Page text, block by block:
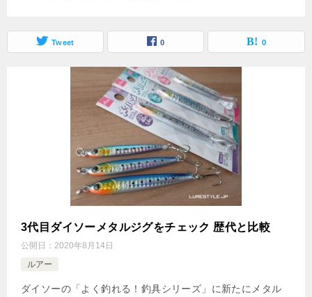
Tweet 0 0
3代目ダイソーメタルジグをチェック 歴代と比較
公開日： 2020年8月14日
ルアー
ダイソーの「よく釣れる！釣具シリーズ」に新たにメタル